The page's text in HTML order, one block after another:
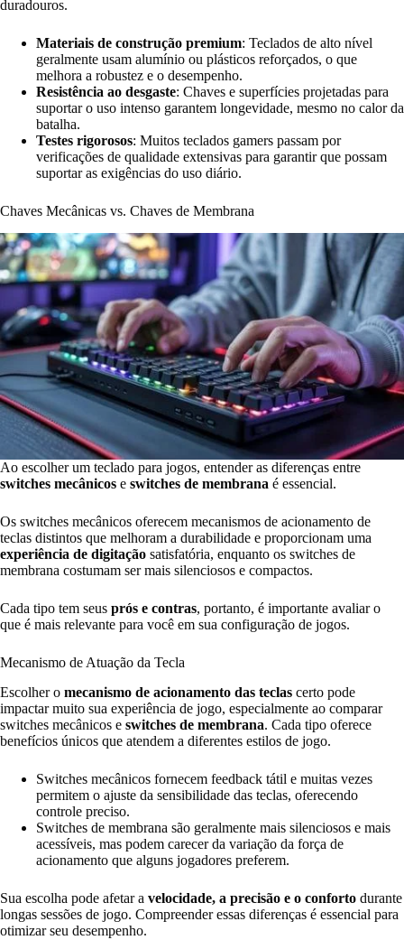
duradouros.
Materiais de construção premium: Teclados de alto nível
geralmente usam alumínio ou plásticos reforçados, o que
melhora a robustez e o desempenho.
Resistência ao desgaste: Chaves e superfícies projetadas para
suportar o uso intenso garantem longevidade, mesmo no calor da
batalha.
Testes rigorosos: Muitos teclados gamers passam por
verificações de qualidade extensivas para garantir que possam
suportar as exigências do uso diário.
Chaves Mecânicas vs. Chaves de Membrana
Ao escolher um teclado para jogos, entender as diferenças entre
switches mecânicos e switches de membrana é essencial.
Os switches mecânicos oferecem mecanismos de acionamento de
teclas distintos que melhoram a durabilidade e proporcionam uma
experiência de digitação satisfatória, enquanto os switches de
membrana costumam ser mais silenciosos e compactos.
Cada tipo tem seus prós e contras, portanto, é importante avaliar o
que é mais relevante para você em sua configuração de jogos.
Mecanismo de Atuação da Tecla
Escolher o mecanismo de acionamento das teclas certo pode
impactar muito sua experiência de jogo, especialmente ao comparar
switches mecânicos e switches de membrana. Cada tipo oferece
benefícios únicos que atendem a diferentes estilos de jogo.
Switches mecânicos fornecem feedback tátil e muitas vezes
permitem o ajuste da sensibilidade das teclas, oferecendo
controle preciso.
Switches de membrana são geralmente mais silenciosos e mais
acessíveis, mas podem carecer da variação da força de
acionamento que alguns jogadores preferem.
Sua escolha pode afetar a velocidade, a precisão e o conforto durante
longas sessões de jogo. Compreender essas diferenças é essencial para
otimizar seu desempenho.